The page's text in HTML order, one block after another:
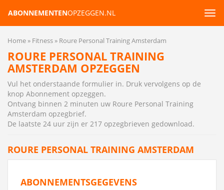
ABONNEMENTENOPZEGGEN.NL
Home Fitness Roure Personal Training Amsterdam
ROURE PERSONAL TRAINING
AMSTERDAM OPZEGGEN
Vul het onderstaande formulier in. Druk vervolgens op de
knop Abonnement opzeggen.
Ontvang binnen 2 minuten uw Roure Personal Training
Amsterdam opzegbrief.
De laatste 24 uur zijn er 217 opzegbrieven gedownload.
ROURE PERSONAL TRAINING AMSTERDAM
ABONNEMENTSGEGEVENS